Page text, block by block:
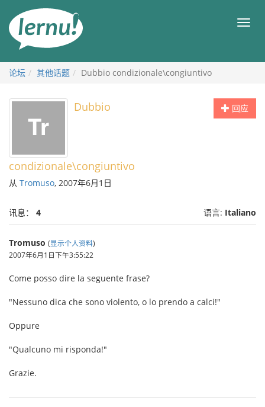
目
论坛 其他话题 Dubbio condizionale\congiuntivo
回应
Dubbio
condizionale\congiuntivo
从 Tromuso, 2007年6月1日
讯息： 4 语言: Italiano
Tromuso (显示个人资料)
2007年6月1日下午3:55:22
Come posso dire la seguente frase?
"Nessuno dica che sono violento, o lo prendo a calci!"
Oppure
"Qualcuno mi risponda!"
Grazie.